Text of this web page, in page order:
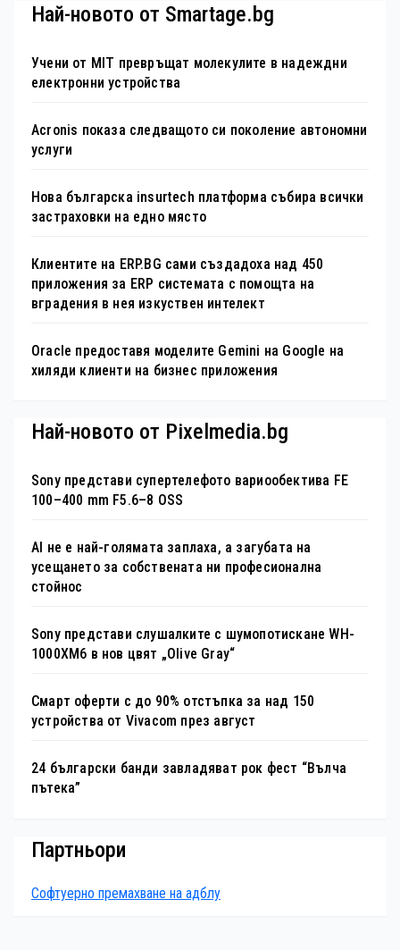
Най-новото от Smartage.bg
Учени от MIT превръщат молекулите в надеждни
електронни устройства
Acronis показа следващото си поколение автономни
услуги
Нова българска insurtech платформа събира всички
застраховки на едно място
Клиентите на ERP.BG сами създадоха над 450
приложения за ERP системата с помощта на
вградения в нея изкуствен интелект
Oracle предоставя моделите Gemini на Google на
хиляди клиенти на бизнес приложения
Най-новото от Pixelmedia.bg
Sony представи супертелефото вариообектива FE
100–400 mm F5.6–8 OSS
AI не е най-голямата заплаха, а загубата на
усещането за собствената ни професионална
стойнос
Sony представи слушалките с шумопотискане WH-
1000XM6 в нов цвят „Olive Gray“
Смарт оферти с до 90% отстъпка за над 150
устройства от Vivacom през август
24 български банди завладяват рок фест “Вълча
пътека”
Партньори
Софтуерно премахване на адблу